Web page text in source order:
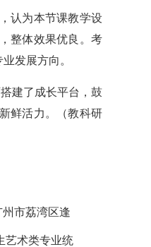
认为本节课教学设
整体效果优良。考
发展方向。
建了成长平台，鼓
鲜活力。（教科研
市荔湾区逢
旗致谢
艺术类专业统